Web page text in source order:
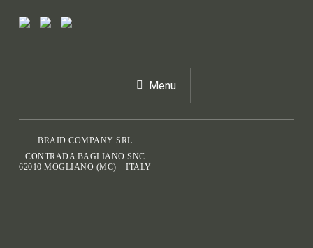
Menu
BRAID COMPANY SRL
CONTRADA BAGLIANO SNC
62010 MOGLIANO (MC) – ITALY